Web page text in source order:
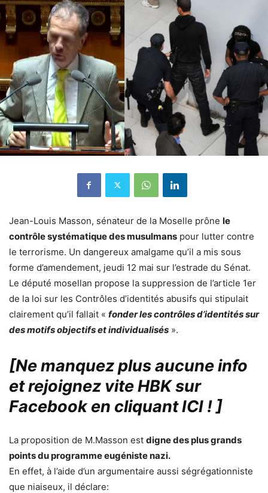
Jean-Louis Masson, sénateur de la Moselle prône le
contrôle systématique des musulmans pour lutter contre
le terrorisme. Un dangereux amalgame qu’il a mis sous
forme d’amendement, jeudi 12 mai sur l’estrade du Sénat.
Le député mosellan propose la suppression de l’article 1er
de la loi sur les Contrôles d’identités abusifs qui stipulait
clairement qu’il fallait « fonder les contrôles d’identités sur
des motifs objectifs et individualisés ».
[Ne manquez plus aucune info
et rejoignez vite HBK sur
Facebook en cliquant ICI !]
La proposition de M.Masson est digne des plus grands
points du programme eugéniste nazi.
En effet, à l’aide d’un argumentaire aussi ségrégationniste
que niaiseux, il déclare: